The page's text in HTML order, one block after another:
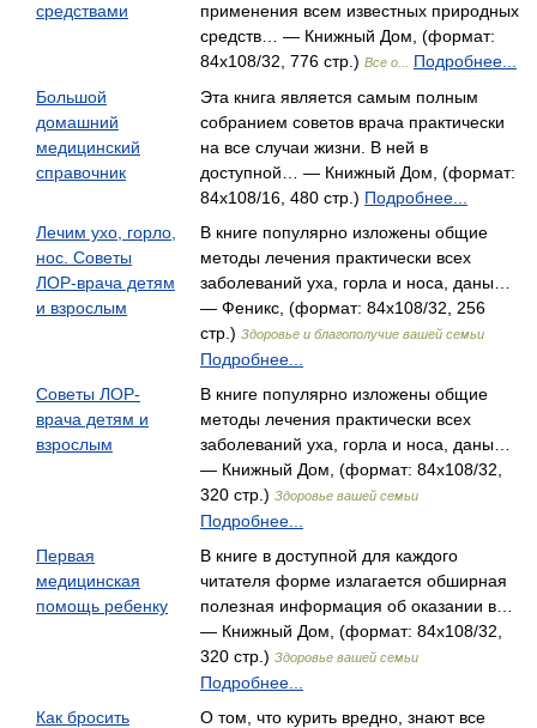
средствами
применения всем известных природных
средств… — Книжный Дом, (формат:
84x108/32, 776 стр.) Все о...
Подробнее...
Большой
домашний
медицинский
справочник
Эта книга является самым полным
собранием советов врача практически
на все случаи жизни. В ней в
доступной… — Книжный Дом, (формат:
84x108/16, 480 стр.) Подробнее...
Лечим ухо, горло,
нос. Советы
ЛОР-врача детям
и взрослым
В книге популярно изложены общие
методы лечения практически всех
заболеваний уха, горла и носа, даны…
— Феникс, (формат: 84x108/32, 256
стр.) Здоровье и благополучие вашей семьи
Подробнее...
Советы ЛОР-
врача детям и
взрослым
В книге популярно изложены общие
методы лечения практически всех
заболеваний уха, горла и носа, даны…
— Книжный Дом, (формат: 84x108/32,
320 стр.) Здоровье вашей семьи
Подробнее...
Первая
медицинская
помощь ребенку
В книге в доступной для каждого
читателя форме излагается обширная
полезная информация об оказании в…
— Книжный Дом, (формат: 84x108/32,
320 стр.) Здоровье вашей семьи
Подробнее...
Как бросить
О том, что курить вредно, знают все